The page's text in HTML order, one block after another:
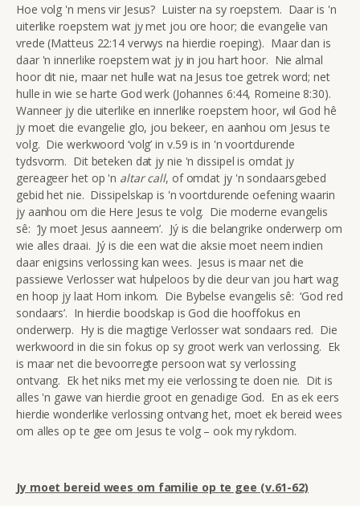
Hoe volg 'n mens vir Jesus? Luister na sy roepstem. Daar is 'n
uiterlike roepstem wat jy met jou ore hoor; die evangelie van
vrede (Matteus 22:14 verwys na hierdie roeping). Maar dan is
daar 'n innerlike roepstem wat jy in jou hart hoor. Nie almal
hoor dit nie, maar net hulle wat na Jesus toe getrek word; net
hulle in wie se harte God werk (Johannes 6:44, Romeine 8:30).
Wanneer jy die uiterlike en innerlike roepstem hoor, wil God hê
jy moet die evangelie glo, jou bekeer, en aanhou om Jesus te
volg. Die werkwoord ‘volg’ in v.59 is in 'n voortdurende
tydsvorm. Dit beteken dat jy nie 'n dissipel is omdat jy
gereageer het op 'n altar call, of omdat jy 'n sondaarsgebed
gebid het nie. Dissipelskap is 'n voortdurende oefening waarin
jy aanhou om die Here Jesus te volg. Die moderne evangelis
sê: ‘Jy moet Jesus aanneem’. Jý is die belangrike onderwerp om
wie alles draai. Jý is die een wat die aksie moet neem indien
daar enigsins verlossing kan wees. Jesus is maar net die
passiewe Verlosser wat hulpeloos by die deur van jou hart wag
en hoop jy laat Hom inkom. Die Bybelse evangelis sê: ‘God red
sondaars’. In hierdie boodskap is God die hooffokus en
onderwerp. Hy is die magtige Verlosser wat sondaars red. Die
werkwoord in die sin fokus op sy groot werk van verlossing. Ek
is maar net die bevoorregte persoon wat sy verlossing
ontvang. Ek het niks met my eie verlossing te doen nie. Dit is
alles 'n gawe van hierdie groot en genadige God. En as ek eers
hierdie wonderlike verlossing ontvang het, moet ek bereid wees
om alles op te gee om Jesus te volg – ook my rykdom.
Jy moet bereid wees om familie op te gee (v.61-62)